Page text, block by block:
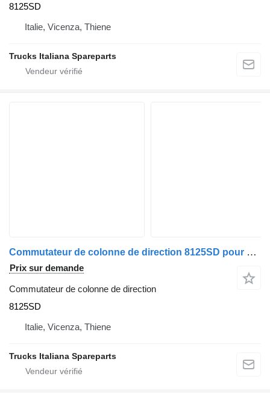
8125SD
Italie, Vicenza, Thiene
Trucks Italiana Spareparts
Commutateur de colonne de direction 8125SD pour camion Nissan Cabstar 2006>
Prix sur demande
Commutateur de colonne de direction
8125SD
Italie, Vicenza, Thiene
Trucks Italiana Spareparts